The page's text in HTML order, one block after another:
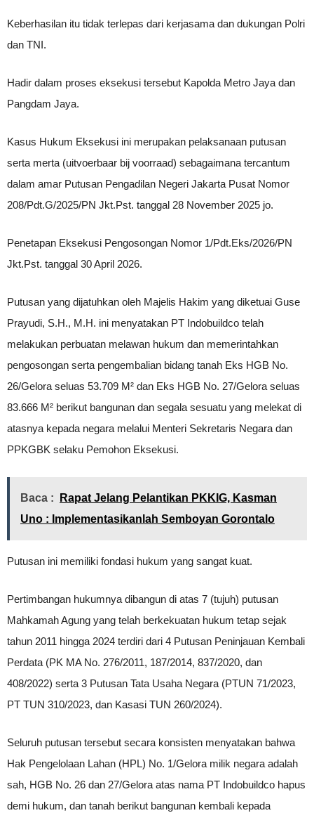
Keberhasilan itu tidak terlepas dari kerjasama dan dukungan Polri
dan TNI.
Hadir dalam proses eksekusi tersebut Kapolda Metro Jaya dan
Pangdam Jaya.
Kasus Hukum Eksekusi ini merupakan pelaksanaan putusan
serta merta (uitvoerbaar bij voorraad) sebagaimana tercantum
dalam amar Putusan Pengadilan Negeri Jakarta Pusat Nomor
208/Pdt.G/2025/PN Jkt.Pst. tanggal 28 November 2025 jo.
Penetapan Eksekusi Pengosongan Nomor 1/Pdt.Eks/2026/PN
Jkt.Pst. tanggal 30 April 2026.
Putusan yang dijatuhkan oleh Majelis Hakim yang diketuai Guse
Prayudi, S.H., M.H. ini menyatakan PT Indobuildco telah
melakukan perbuatan melawan hukum dan memerintahkan
pengosongan serta pengembalian bidang tanah Eks HGB No.
26/Gelora seluas 53.709 M² dan Eks HGB No. 27/Gelora seluas
83.666 M² berikut bangunan dan segala sesuatu yang melekat di
atasnya kepada negara melalui Menteri Sekretaris Negara dan
PPKGBK selaku Pemohon Eksekusi.
Baca :
Rapat Jelang Pelantikan PKKIG, Kasman
Uno : Implementasikanlah Semboyan Gorontalo
Putusan ini memiliki fondasi hukum yang sangat kuat.
Pertimbangan hukumnya dibangun di atas 7 (tujuh) putusan
Mahkamah Agung yang telah berkekuatan hukum tetap sejak
tahun 2011 hingga 2024 terdiri dari 4 Putusan Peninjauan Kembali
Perdata (PK MA No. 276/2011, 187/2014, 837/2020, dan
408/2022) serta 3 Putusan Tata Usaha Negara (PTUN 71/2023,
PT TUN 310/2023, dan Kasasi TUN 260/2024).
Seluruh putusan tersebut secara konsisten menyatakan bahwa
Hak Pengelolaan Lahan (HPL) No. 1/Gelora milik negara adalah
sah, HGB No. 26 dan 27/Gelora atas nama PT Indobuildco hapus
demi hukum, dan tanah berikut bangunan kembali kepada